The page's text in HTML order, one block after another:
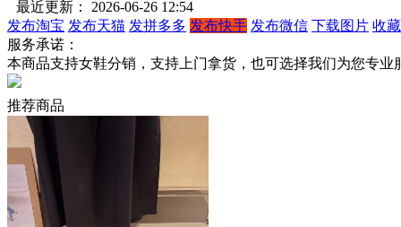
最近更新： 2026-06-26 12:54
发布淘宝 发布天猫 发拼多多 发布快手 发布微信 下载图片 收
服务承诺：
本商品支持女鞋分销，支持上门拿货，也可选择我们为您专业
推荐商品